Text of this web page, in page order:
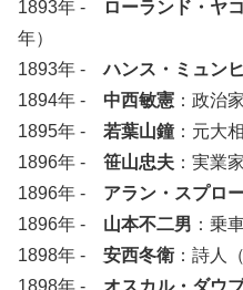
1893年 - ローランド・ヤ
年）
1893年 -ハンス・ミュンヒ
1894年 - 中西敏憲 ：政治
1895年 - 若葉山鐘：元大
1896年 - 笹山忠夫 ：実業
1896年 - アラン・スプロ
1896年 - 山本不二男 ：乗
1898年 - 安西冬衛 ：詩人